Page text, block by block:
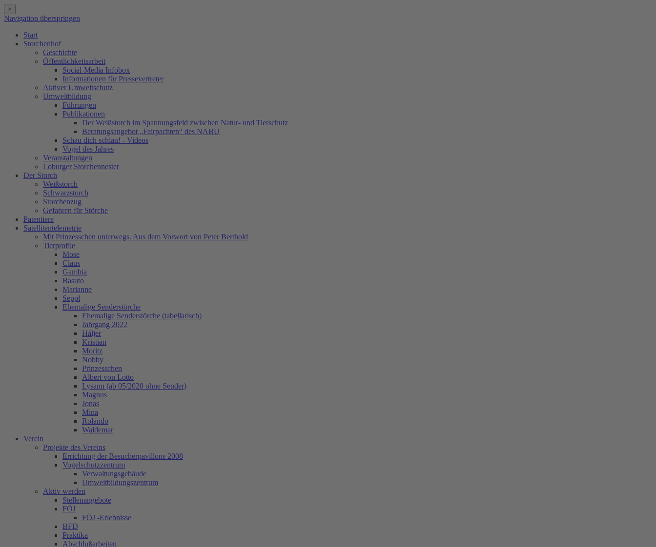
×
Navigation überspringen
Start
Storchenhof
Geschichte
Öffentlichkeitsarbeit
Social-Media Infobox
Informationen für Pressevertreter
Aktiver Umweltschutz
Umweltbildung
Führungen
Publikationen
Der Weißstorch im Spannungsfeld zwischen Natur- und Tierschutz
Beratungsangebot „Fairpachten“ des NABU
Schau dich schlau! - Videos
Vogel des Jahres
Veranstaltungen
Loburger Storchennester
Der Storch
Weißstorch
Schwarzstorch
Storchenzug
Gefahren für Störche
Patentiere
Satellitentelemetrie
Mit Prinzesschen unterwegs. Aus dem Vorwort von Peter Berthold
Tierprofile
Mose
Claus
Gambia
Basuto
Marianne
Seppl
Ehemalige Senderstörche
Ehemalige Senderstörche (tabellarisch)
Jahrgang 2022
Håljer
Kristian
Moritz
Nobby
Prinzesschen
Albert von Lotto
Lysann (ab 05/2020 ohne Sender)
Magnus
Jonas
Mina
Rolando
Waldemar
Verein
Projekte des Vereins
Errichtung der Besucherpavillons 2008
Vogelschutzzentrum
Verwaltungsgebäude
Umweltbildungszentrum
Aktiv werden
Stellenangebote
FÖJ
FÖJ -Erlebnisse
BFD
Praktika
Abschlußarbeiten